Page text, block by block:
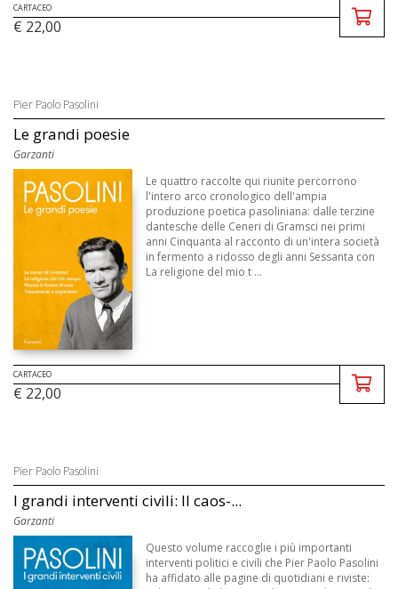
CARTACEO
€ 22,00
Pier Paolo Pasolini
Le grandi poesie
Garzanti
Le quattro raccolte qui riunite percorrono
l'intero arco cronologico dell'ampia
produzione poetica pasoliniana: dalle terzine
dantesche delle Ceneri di Gramsci nei primi
anni Cinquanta al racconto di un'intera società
in fermento a ridosso degli anni Sessanta con
La religione del mio t ...
CARTACEO
€ 22,00
Pier Paolo Pasolini
I grandi interventi civili: Il caos-...
Garzanti
Questo volume raccoglie i più importanti
interventi politici e civili che Pier Paolo Pasolini
ha affidato alle pagine di quotidiani e riviste: